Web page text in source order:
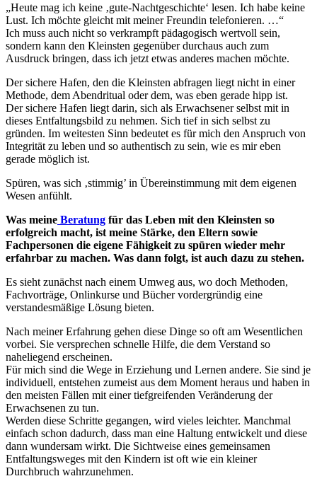
„Heute mag ich keine ‚gute-Nachtgeschichte‘ lesen. Ich habe keine
Lust. Ich möchte gleicht mit meiner Freundin telefonieren. …“
Ich muss auch nicht so verkrampft pädagogisch wertvoll sein,
sondern kann den Kleinsten gegenüber durchaus auch zum
Ausdruck bringen, dass ich jetzt etwas anderes machen möchte.
Der sichere Hafen, den die Kleinsten abfragen liegt nicht in einer
Methode, dem Abendritual oder dem, was eben gerade hipp ist.
Der sichere Hafen liegt darin, sich als Erwachsener selbst mit in
dieses Entfaltungsbild zu nehmen. Sich tief in sich selbst zu
gründen. Im weitesten Sinn bedeutet es für mich den Anspruch von
Integrität zu leben und so authentisch zu sein, wie es mir eben
gerade möglich ist.
Spüren, was sich ‚stimmig’ in Übereinstimmung mit dem eigenen
Wesen anfühlt.
Was meine Beratung für das Leben mit den Kleinsten so
erfolgreich macht, ist meine Stärke, den Eltern sowie
Fachpersonen die eigene Fähigkeit zu spüren wieder mehr
erfahrbar zu machen. Was dann folgt, ist auch dazu zu stehen.
Es sieht zunächst nach einem Umweg aus, wo doch Methoden,
Fachvorträge, Onlinkurse und Bücher vordergründig eine
verstandesmäßige Lösung bieten.
Nach meiner Erfahrung gehen diese Dinge so oft am Wesentlichen
vorbei. Sie versprechen schnelle Hilfe, die dem Verstand so
naheliegend erscheinen.
Für mich sind die Wege in Erziehung und Lernen andere. Sie sind je
individuell, entstehen zumeist aus dem Moment heraus und haben in
den meisten Fällen mit einer tiefgreifenden Veränderung der
Erwachsenen zu tun.
Werden diese Schritte gegangen, wird vieles leichter. Manchmal
einfach schon dadurch, dass man eine Haltung entwickelt und diese
dann wundersam wirkt. Die Sichtweise eines gemeinsamen
Entfaltungsweges mit den Kindern ist oft wie ein kleiner
Durchbruch wahrzunehmen.